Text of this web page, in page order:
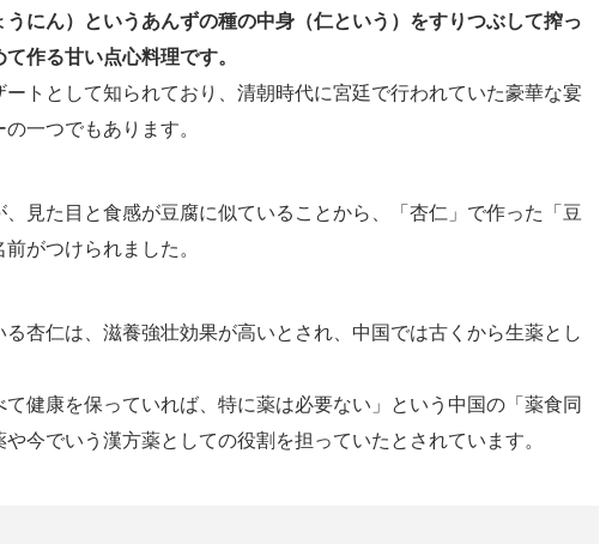
うにん）というあんずの種の中身（仁という）をすりつぶして搾っ
作る甘い点心料理です。
トとして知られており、清朝時代に宮廷で行われていた豪華な宴
一つでもあります。
見た目と食感が豆腐に似ていることから、「杏仁」で作った「豆
がつけられました。
杏仁は、滋養強壮効果が高いとされ、中国では古くから生薬とし
て健康を保っていれば、特に薬は必要ない」という中国の「薬食同
今でいう漢方薬としての役割を担っていたとされています。